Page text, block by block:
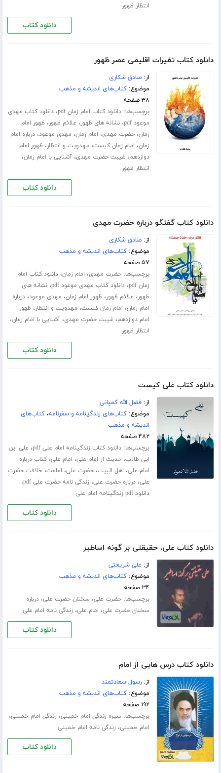
انتظار ظهور
دانلود کتاب
دانلود کتاب تغیرات اقلیمی عصر ظهور
از:صادق شکاری
موضوع:کتاب‌های اندیشه و مذهب
۳۸ صفحه
برچسب‌ها:دانلود کتاب امام زمان pdf ،دانلود کتاب مهدی
موعود pdf
،نشانه های ظهور، علائم ظهور، ظهور امام
زمان،حضرت مهدی، امام زمان، مهدی موعود،درباره امام
زمان، امام زمان کیست، مهدویت و انتظار، ظهور امام
دوازدهم، غیبت حضرت مهدی،آشنایی با امام زمان،
انتظار ظهور
دانلود کتاب
دانلود کتاب گفتگو درباره حضرت مهدی‌
از:صادق شکاری
موضوع:کتاب‌های اندیشه و مذهب
۵۷ صفحه
برچسب‌ها:حضرت مهدی، امام زمان،دانلود کتاب امام
زمان pdf
،دانلود کتاب مهدی موعود pdf ،نشانه های
ظهور، علائم ظهور، ظهور امام زمان، مهدی موعود،درباره
امام زمان، امام زمان کیست، مهدویت و انتظار، ظهور
امام دوازدهم، غیبت حضرت مهدی،آشنایی با امام زمان،
انتظار ظهور
دانلود کتاب
دانلود کتاب علی کیست
از:فضل الله کمپانی
موضوع:کتاب‌های زندگینامه و سفرنامه،کتاب‌های
اندیشه و مذهب
۴۸۲ صفحه
برچسب‌ها:دانلود کتاب زندگینامه امام علی pdf ، علی ابن
ابی طالب،حدیث از امام علی، امام علی،کتاب درباره
امام علی، اهل البیت،حضرت علی، امامت، خلافت حضرت
علی،درباره حضرت علی، زندگی نامه حضرت علی pdf ،
دانلود pdf زندگینامه امام علی
دانلود کتاب
دانلود کتاب علی، حقیقتی بر گونه اساطیر
از: علی شریعتی
موضوع:کتاب‌های اندیشه و مذهب
۳۴ صفحه
برچسب‌ها:حضرت علی، سخنان حضرت علی،درباره
سخنان حضرت علی، امام علی، زندگی نامه امام علی
دانلود کتاب
دانلود کتاب درس هایی از امام
از:رسول سعادتمند
موضوع:کتاب‌های اندیشه و مذهب
۱۹۲ صفحه
برچسب‌ها: سیره زندگی امام خمینی، زندگی امام خمینی،
امام خمینی، زندگی نامه امام خمینی
دانلود کتاب